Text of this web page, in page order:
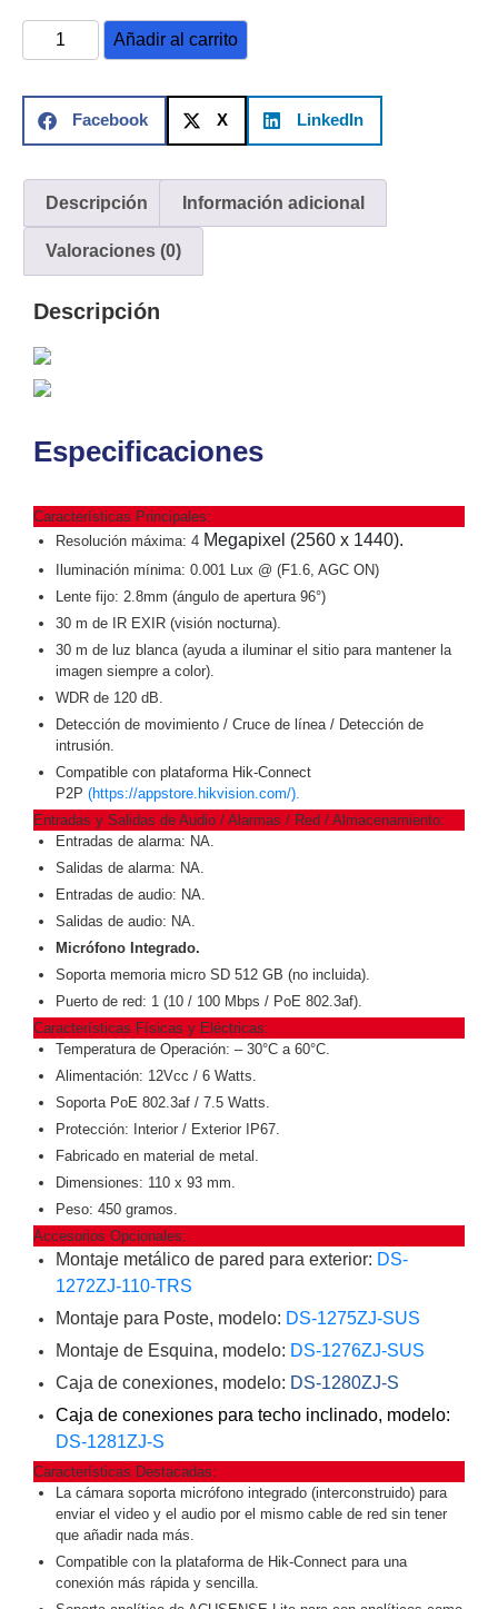
CoaxialCategoría
5eFibra
Alimentación
y
Tipo
/ DVI /
HDMI
Cámaras
IP y NVRs
Decodificadores
VideoCuboDomo
/ Eyeball /
Network
Video
Recorders Profesionales
-
CajaPTZ TérmicasWiFi
/ 4G /
Inalámbricas
Cámaras
y DVRs
HD
TurboHD
/ AHD /
Ambientes
Salinos AntiexplosiónBala Domo
/ Eyeball /
Turret
Especiales
Lente
MotorizadoOcultas
Pinhole
Videograbadoras
Analógicas
- TurboHD
TVI / AHD
/ CVI
Drones,
Industrial
Cámaras
Industriales
Energía
Adaptadores
de
ParedBateríasFuentes
de
Alimentación Fuentes
de
Alimentación
Añadir al carrito
Facebook X LinkedIn
Descripción Información adicional
Valoraciones (0)
Descripción
Especificaciones
Características Principales:
Resolución máxima: 4 Megapixel (2560 x 1440).
Iluminación mínima: 0.001 Lux @ (F1.6, AGC ON)
Lente fijo: 2.8mm (ángulo de apertura 96°)
30 m de IR EXIR (visión nocturna).
30 m de luz blanca (ayuda a iluminar el sitio para mantener la
imagen siempre a color).
WDR de 120 dB.
Detección de movimiento / Cruce de línea / Detección de
intrusión.
Compatible con plataforma Hik-Connect
P2P (https://appstore.hikvision.com/).
Entradas y Salidas de Audio / Alarmas / Red / Almacenamiento:
Entradas de alarma: NA.
Salidas de alarma: NA.
Entradas de audio: NA.
Salidas de audio: NA.
Micrófono Integrado.
Soporta memoria micro SD 512 GB (no incluida).
Puerto de red: 1 (10 / 100 Mbps / PoE 802.3af).
Características Físicas y Eléctricas:
Temperatura de Operación: – 30°C a 60°C.
Alimentación: 12Vcc / 6 Watts.
Soporta PoE 802.3af / 7.5 Watts.
Protección: Interior / Exterior IP67.
Fabricado en material de metal.
Dimensiones: 110 x 93 mm.
Peso: 450 gramos.
Accesorios Opcionales:
Montaje metálico de pared para exterior: DS-
1272ZJ-110-TRS
Montaje para Poste, modelo: DS-1275ZJ-SUS
Montaje de Esquina, modelo: DS-1276ZJ-SUS
Caja de conexiones, modelo: DS-1280ZJ-S
Caja de conexiones para techo inclinado, modelo:
DS-1281ZJ-S
Características Destacadas:
La cámara soporta micrófono integrado (interconstruido) para
enviar el video y el audio por el mismo cable de red sin tener
que añadir nada más.
Compatible con la plataforma de Hik-Connect para una
conexión más rápida y sencilla.